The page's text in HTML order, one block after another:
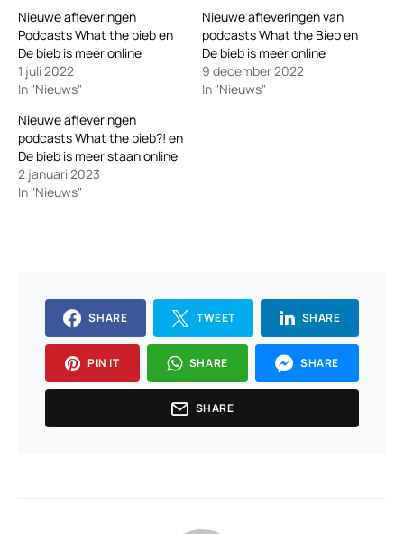
Nieuwe afleveringen
Podcasts What the bieb en
De bieb is meer online
1 juli 2022
In "Nieuws"
Nieuwe afleveringen van
podcasts What the Bieb en
De bieb is meer online
9 december 2022
In "Nieuws"
Nieuwe afleveringen
podcasts What the bieb?! en
De bieb is meer staan online
2 januari 2023
In "Nieuws"
SHARE TWEET SHARE
PIN IT SHARE SHARE
SHARE